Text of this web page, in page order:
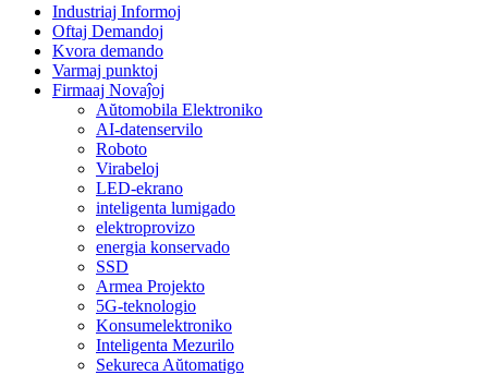
Industriaj Informoj
Oftaj Demandoj
Kvora demando
Varmaj punktoj
Firmaaj Novaĵoj
Aŭtomobila Elektroniko
AI-datenservilo
Roboto
Virabeloj
LED-ekrano
inteligenta lumigado
elektroprovizo
energia konservado
SSD
Armea Projekto
5G-teknologio
Konsumelektroniko
Inteligenta Mezurilo
Sekureca Aŭtomatigo